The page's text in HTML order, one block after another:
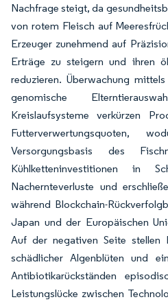
Nachfrage steigt, da
von rotem Fleisch auf
Erzeuger zunehmend auf
Erträge zu steigern und ihren
reduzieren. Überwachung
genomische
Kreislaufsysteme verkürzen
Futterverwertungsquoten,
Versorgungsbasis des
Kühlketteninvestitionen in
Nachernteverluste und
während Blockchain-
Japan und der Europäischen
Auf der negativen Seite stellen
schädlicher Algenblüten und
Antibiotikarückständen
Leistungslücke zwischen